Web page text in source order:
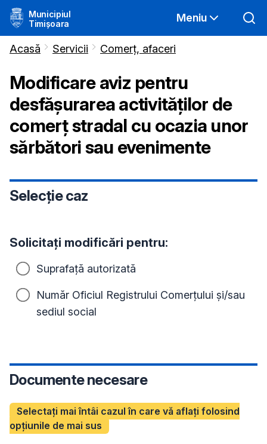
Municipiul
Timișoara
Meniu
Acasă Servicii Comerț, afaceri
Modificare aviz pentru
desfășurarea activităților de
comerț stradal cu ocazia unor
sărbători sau evenimente
Selecție caz
Solicitați modificări pentru:
Suprafață autorizată
Număr Oficiul Registrului Comerțului și/sau
sediul social
Documente necesare
Selectați mai întâi cazul în care vă aflați folosind
opțiunile de mai sus